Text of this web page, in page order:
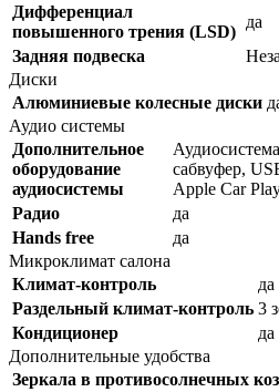
Дифференциал
повышенного трения (LSD)
да
Задняя подвеска
Диски
Алюминиевые колесные диски
Аудио системы
Дополнительное
оборудование
аудиосистемы
сабвуфер,
Apple Car
Радио
да
Hands free
да
Микроклимат салона
Климат-контроль
да
Раздельный климат-контроль 3
Кондиционер
да
Дополнительные удобства
Зеркала в противосолнечных